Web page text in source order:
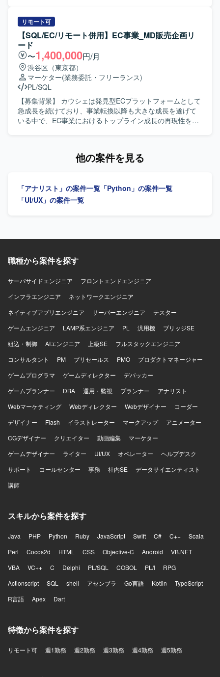
ジョン・バリューに共感し、その実現に主体的に取り組め
る方を求めています。 新しい技術への感度が高く、プロダ
クト品質向上にこだわりを持って取り組める方を歓迎しま
す。 環境変化に柔軟に対応し、建設的な議論を推進できる
方を求めています。 計測と実験を重視し、データドリブン
に意思決定できる方に適したポジションです。 技術以外の
要素も含む複雑なビジネス課題に対して前向きに取り組
み、解決を楽しめるマインドをお持ちの方を歓迎します。
生成AIの最新技術を積極的に取り込み、基盤の継続的な改
善に強い興味をお持ちの方を求めています。 【ポジション
の魅力】 多様なコンテンツとコミュニティから生まれるユ
ます。 LLMを推薦に活用する実践的な知見を蓄積できる環
定に大きな裁量を持ち、AI・機械学習基盤構築の中核とし
て活躍できるポジションです。 【開発環境】 機械学習シス
Notebook on Databricksを利用し、Pythonプロジェクトの
ータ処理基盤としてはSnowflakeおよびDatabricksのSpark
を使用し、大規模データの処理・学習・推論を行います。
マネージドクラウドサービスとしてDatabricks on AWSおよ
びQdrantを利用します。
す。 【作業内容】 ・AIを活用したHR領域の新規プロダク
トにおけるUX設計、情報設計、UIデザインを行っていただ
きます。 ・ユーザー課題、事業課題、マーケット仮説を踏
まえた体験設計をリードしていただきます。 ・Figmaを用
いたワイヤーフレーム作成、UIデザイン、プロトタイプ作
成を行っていただきます。 ・v0、Lovable、Claude Code、
Cursor等のAIツールを活用した動くプロトタイプの作成と
検証を行っていただきます。 ・事業責任者、プロダクトマ
ネージャー、エンジニア、マーケティングメンバーと連携
しながらプロダクトの立ち上げと改善を推進していただき
ます。 ・ユーザーインタビューや定量データに基づく仮説
きます。 ・デザインシステムやコンポーネント設計の整備
ます。 【求める人物像】 ・チームでの成果創出を重視し、
関係部署と連携しながら制作を進行できる方を想定してお
イティブに取り組める方を歓迎いたします。 ・広告とプロ
ります。 ・構造的に事象を捉え、ボトルネックを特定しな
がら改善に取り組める方を求めております。 ・限られた情
報から仮説を立て、高速でPDCAを回せる方を歓迎いたしま
す。 ・自ら手を動かし、事業数字に責任を持って取り組め
る方を想定しております。 【ポジションの魅力】 ・AIを活
ら体験設計をリードできる環境です。 ・事業責任者やプロ
ダクトマネージャー、エンジニア、マーケティングメンバ
ケティングを一体で推進する経験を積むことができます。
・抽象度の高い事業仮説やユーザー課題から、「どのよう
な体験にすべきか」を定義し、検証を重ねながらプロダク
トの勝ち筋をつくっていく経験ができます。 ・Figmaや各
を高速に回す実践的なスキルを磨くことができます。 【開
発環境】 ・Figmaを中心としたUIデザインおよびプロトタ
Claude Code、Cursor等のAIツールを併用しながらプロト
タイプの作成と検証を行う環境です。
リモート可
【SQL/EC/リモート併用】EC事業_MD販売企画リ
ード
〜1,400,000円/月
渋谷区（東京都）
マーケター(業務委託・フリーランス)
PL/SQL
【募集背景】 カウシェは発見型ECプラットフォームとして
急成長を続けており、事業転換以降も大きな成長を遂げて
いる中で、EC事業におけるトップライン成長の再現性を高
場・販促・データをつなげてGMV成長をつくる役割を担っ
係者を巻き込みながら実行計画に落とし込み、日々の数値
を見ながら改善し成果につなげていただきます。入社後
設計から実行・振り返りまでを推進し、販売実績やユーザ
長、商品露出改善につながるサイクルを自走していただき
ます。 【求める人物像】 ミッションやバリューに共感し、
商品単体ではなく売上・粗利・在庫・供給・露出のつなが
りで考えられる方を求めています。分析で終わらず、営業
や販売が実際に動けるレベルまで落とし込める方や、属人
にやりがいを感じる方にフィットするポジションです。
【ポジションの魅力】 自身が設計した販売企画やキャンペ
め、事業成長の中心に立って売上を作る手触り感がありま
す。発見型ソーシャルECとして、商品選定やカテゴリ設
計、キャンペーン、レコメンド、投稿、クエストなど複数
の要素を掛け合わせながら新しい購買体験を作ることがで
組みづくりに裁量を持って関わることができ、マネージャ
ーや役員と近い距離で商品戦略・販売戦略・事業成長の意
Slack、Notion、BigQuery、Looker Studio、Figma、AIツー
ルなどを活用して業務を進めていただきます。
他の案件を見る
「アナリスト」の案件一覧 「Python」の案件一覧
「UI/UX」の案件一覧
職種から案件を探す
サーバサイドエンジニア
フロントエンドエンジニア
インフラエンジニア
ネットワークエンジニア
ネイティブアプリエンジニア
サーバーエンジニア
テスター
ゲームエンジニア
LAMP系エンジニア PL 汎用機
ブリッジSE
組込・制御
AIエンジニア 上級SE
フルスタックエンジニア
コンサルタント
PM プリセールス PMO
プロダクトマネージャー
ゲームプログラマ
ゲームディレクター
デバッカー
ゲームプランナー
DBA 運用・監視 プランナー
アナリスト
Webマーケティング
Webディレクター Webデザイナー
コーダー
デザイナー
Flash イラストレーター マークアップ
アニメーター
CGデザイナー
クリエイター 動画編集
マーケター
ゲームデザイナー
ライター UI/UX オペレーター
ヘルプデスク
サポート
コールセンター 事務 社内SE
データサイエンティスト
講師
スキルから案件を探す
Java PHP Python Ruby JavaScript Swift C# C++
Scala
Perl
Cocos2d HTML CSS Objective-C Android
VB.NET
VBA
VC++ C Delphi PL/SQL COBOL PL/I
RPG
Actionscript
SQL shell アセンブラ Go言語 Kotlin
TypeScript
R言語
Apex Dart
特徴から案件を探す
リモート可 週1勤務 週2勤務 週3勤務 週4勤務 週5勤務